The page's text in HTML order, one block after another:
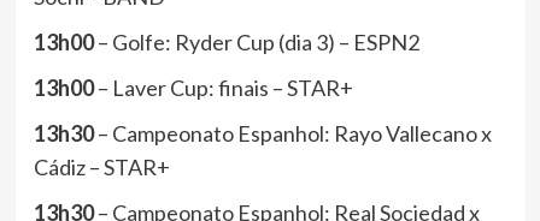
13h00– Golfe: Ryder Cup (dia 3) – ESPN2
13h00– Laver Cup: finais – STAR+
13h30– Campeonato Espanhol: Rayo Vallecano x
Cádiz – STAR+
13h30– Campeonato Espanhol: Real Sociedad x